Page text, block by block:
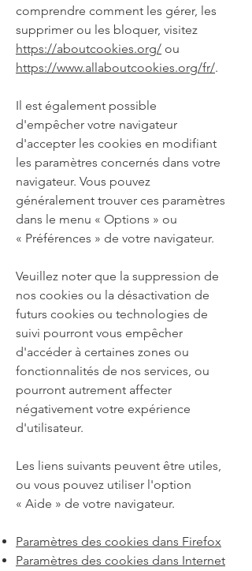
comprendre comment les gérer, les
supprimer ou les bloquer, visitez
https://aboutcookies.org/ ou
https://www.allaboutcookies.org/fr/.
Il est également possible
d'empêcher votre navigateur
d'accepter les cookies en modifiant
les paramètres concernés dans votre
navigateur. Vous pouvez
généralement trouver ces paramètres
dans le menu « Options » ou
« Préférences » de votre navigateur.
Veuillez noter que la suppression de
nos cookies ou la désactivation de
futurs cookies ou technologies de
suivi pourront vous empêcher
d'accéder à certaines zones ou
fonctionnalités de nos services, ou
pourront autrement affecter
négativement votre expérience
d'utilisateur.
Les liens suivants peuvent être utiles,
ou vous pouvez utiliser l'option
« Aide » de votre navigateur.
Paramètres des cookies dans Firefox
Paramètres des cookies dans Internet